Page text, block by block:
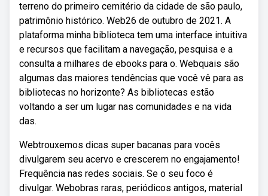
terreno do primeiro cemitério da cidade de são paulo,
patrimônio histórico. Web26 de outubro de 2021. A
plataforma minha biblioteca tem uma interface intuitiva
e recursos que facilitam a navegação, pesquisa e a
consulta a milhares de ebooks para o. Webquais são
algumas das maiores tendências que você vê para as
bibliotecas no horizonte? As bibliotecas estão
voltando a ser um lugar nas comunidades e na vida
das.
Webtrouxemos dicas super bacanas para vocês
divulgarem seu acervo e crescerem no engajamento!
Frequência nas redes sociais. Se o seu foco é
divulgar. Webobras raras, periódicos antigos, material